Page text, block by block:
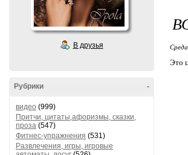
В друзья
-
Рубрики
видео (999)
Притчи, цитаты,афоризмы, сказки,
проза (547)
Фитнес-упражнения (531)
Развлечения, игры, игровые
Это